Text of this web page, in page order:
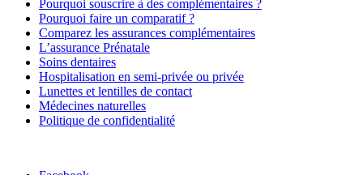
Pourquoi souscrire à des complémentaires ?
Pourquoi faire un comparatif ?
Comparez les assurances complémentaires
L’assurance Prénatale
Soins dentaires
Hospitalisation en semi-privée ou privée
Lunettes et lentilles de contact
Médecines naturelles
Politique de confidentialité